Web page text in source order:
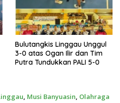
Bulutangkis Linggau Unggul
3-0 atas Ogan Ilir dan Tim
Putra Tundukkan PALI 5-0
, Musi Banyuasin, Olahraga